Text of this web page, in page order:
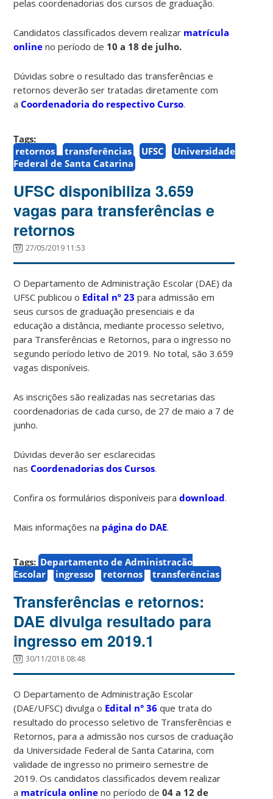
pelas coordenadorias dos cursos de graduação.
Candidatos classificados devem realizar matrícula
online no período de 10 a 18 de julho.
Dúvidas sobre o resultado das transferências e
retornos deverão ser tratadas diretamente com
aCoordenadoria do respectivo Curso.
Tags:
retornos
transferências UFSC
Universidade
Federal de Santa Catarina
UFSC disponibiliza 3.659
vagas para transferências e
retornos
27/05/2019 11:53
O Departamento de Administração Escolar (DAE) da
UFSC publicou o Edital nº 23 para admissão em
seus cursos de graduação presenciais e da
educação a distância, mediante processo seletivo,
para Transferências e Retornos, para o ingresso no
segundo período letivo de 2019. No total, são 3.659
vagas disponíveis.
As inscrições são realizadas nas secretarias das
coordenadorias de cada curso, de 27 de maio a 7 de
junho.
Dúvidas deverão ser esclarecidas
nasCoordenadorias dos Cursos.
Confira os formulários disponíveis paradownload.
Mais informações na página do DAE.
Tags: Departamento de Administração
Escolar
ingresso retornos transferências
Transferências e retornos:
DAE divulga resultado para
ingresso em 2019.1
30/11/2018 08:48
O Departamento de Administração Escolar
(DAE/UFSC) divulga o Edital n° 36 que trata do
resultado do processo seletivo de Transferências e
Retornos, para a admissão nos cursos de craduação
da Universidade Federal de Santa Catarina, com
validade de ingresso no primeiro semestre de
2019. Os candidatos classificados devem realizar
a matrícula online no período de04 a 12 de